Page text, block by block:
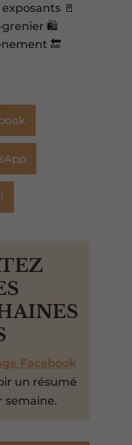
🚪
grenier 🛍️
🔚
Facebook
un résumé
semaine.